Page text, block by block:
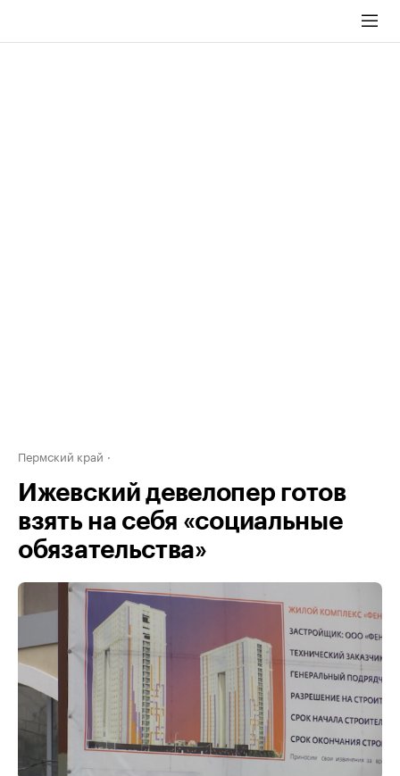
Пермский край
Ижевский девелопер готов
взять на себя «социальные
обязательства»